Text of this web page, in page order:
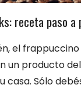
receta paso a
el
un producto
casa. Sólo